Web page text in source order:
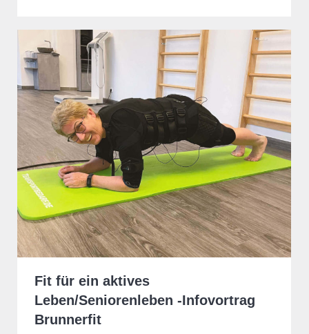
Fit für ein aktives
Leben/Seniorenleben -Infovortrag
Brunnerfit